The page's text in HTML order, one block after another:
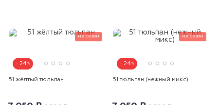
24
не сезон
51 жёлтый тюльпан
24
не сезон
51 тюльпан (нежный микс)